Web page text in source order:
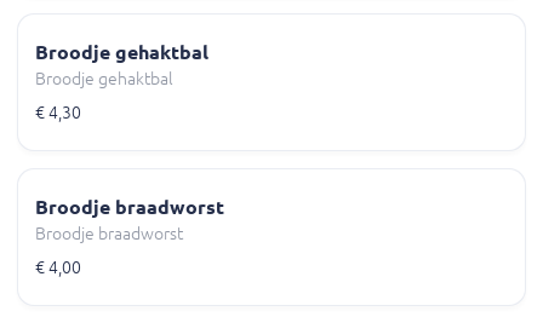
Broodje gehaktbal
Broodje gehaktbal
€ 4,30
Broodje braadworst
Broodje braadworst
€ 4,00